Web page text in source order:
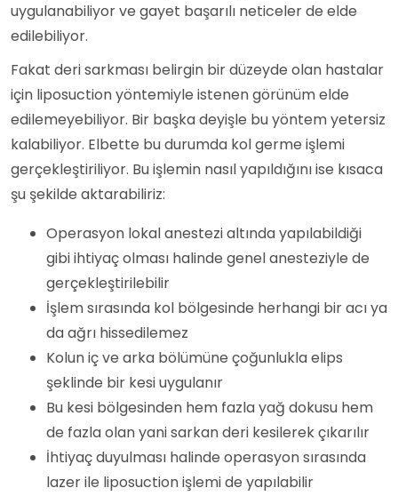
uygulanabiliyor ve gayet başarılı neticeler de elde
edilebiliyor.
Fakat deri sarkması belirgin bir düzeyde olan hastalar
için liposuction yöntemiyle istenen görünüm elde
edilemeyebiliyor. Bir başka deyişle bu yöntem yetersiz
kalabiliyor. Elbette bu durumda kol germe işlemi
gerçekleştiriliyor. Bu işlemin nasıl yapıldığını ise kısaca
şu şekilde aktarabiliriz:
Operasyon lokal anestezi altında yapılabildiği
gibi ihtiyaç olması halinde genel anesteziyle de
gerçekleştirilebilir
İşlem sırasında kol bölgesinde herhangi bir acı ya
da ağrı hissedilemez
Kolun iç ve arka bölümüne çoğunlukla elips
şeklinde bir kesi uygulanır
Bu kesi bölgesinden hem fazla yağ dokusu hem
de fazla olan yani sarkan deri kesilerek çıkarılır
İhtiyaç duyulması halinde operasyon sırasında
lazer ile liposuction işlemi de yapılabilir